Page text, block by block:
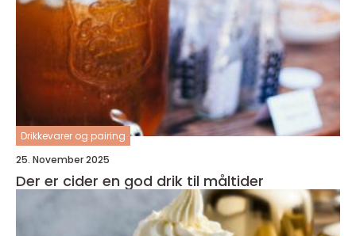
Drikkevarer og pairing
25. November 2025
Der er cider en god drik til måltider